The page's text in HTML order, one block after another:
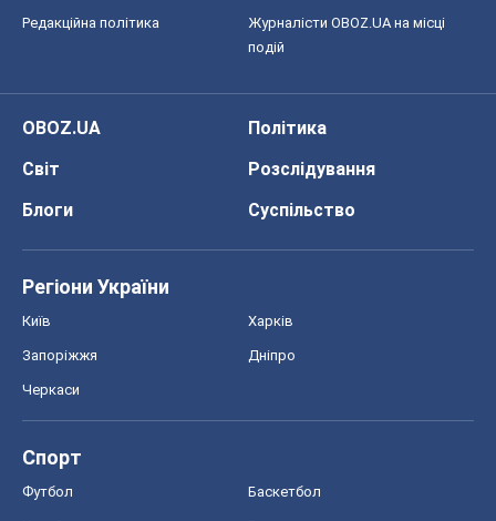
Редакційна політика
Журналісти OBOZ.UA на місці
подій
OBOZ.UA
Політика
Світ
Розслідування
Блоги
Суспільство
Регіони України
Київ Харків
Запоріжжя Дніпро
Черкаси
Спорт
Футбол Баскетбол